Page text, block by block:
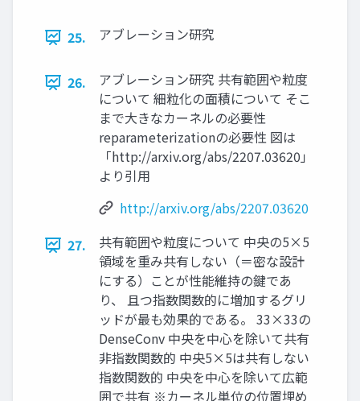
25. アブレーション研究
26.
アブレーション研究 共有範囲や粒度
について 細粒化の面積について そこ
まで大きなカーネルの必要性
reparameterizationの必要性 図は
「http://arxiv.org/abs/2207.03620」
より引用
http://arxiv.org/abs/2207.03620
27.
共有範囲や粒度について 中央の5×5
領域を重み共有しない（＝密な設計
にする）ことが性能維持の鍵であ
り、 且つ指数関数的に増加するグリ
ッドが最も効果的である。 33×33の
DenseConv 中央を中心を除いて共有
非指数関数的 中央5×5は共有しない
指数関数的 中央を中心を除いて広範
囲で共有 ※カーネル単位の位置埋め